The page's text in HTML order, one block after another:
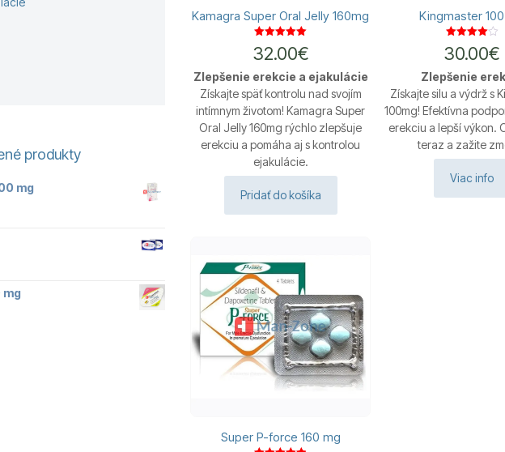
produkty
mg
mg
Kamagra Super Oral Jelly 160mg
Hodnotenie
5.00
32.00€
Zlepšenie erekcie a ejakulácie
Získajte späť kontrolu nad svojím
intímnym životom! Kamagra Super
Oral Jelly 160mg rýchlo zlepšuje
erekciu a pomáha aj s kontrolou
ejakulácie.
Pridať do košíka
Kingmaster
Hodnotenie
4.00
30.00€
Zlepšenie
Získajte silu a výdrž s
100mg! Efektívna
erekciu a lepší výkon.
teraz a zažite
Viac info
Super P-force 160 mg